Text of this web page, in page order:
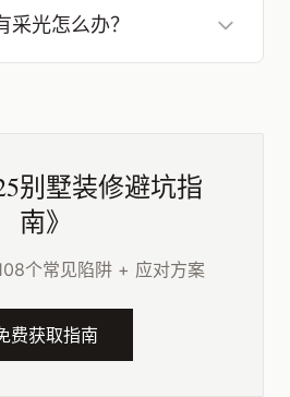
采光怎么办？
别墅装修避坑指
南》
个常见陷阱 + 应对方案
费获取指南